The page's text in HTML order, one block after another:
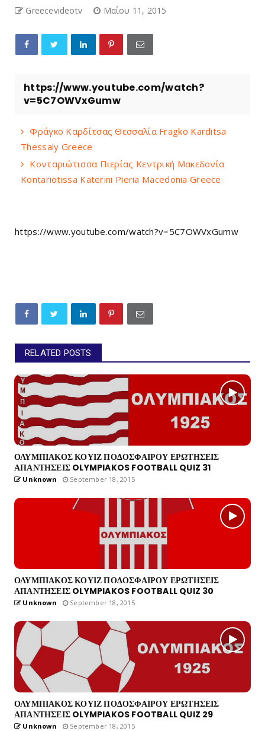
Greecevideotv Μαΐου 11, 2015
https://www.youtube.com/watch?
v=5C7OWVxGumw
Φράγκο Καρδίτσας Θεσσαλία Fragko Karditsa
Thessaly Greece
Κονταριώτισσα Πιερίας Κεντρική Μακεδονία
Kontariotissa Katerini Pieria Macedonia Greece
https://www.youtube.com/watch?v=5C7OWVxGumw
RELATED POSTS
ΟΛΥΜΠΙΑΚΟΣ ΚΟΥΙΖ ΠΟΔΟΣΦΑΙΡΟΥ ΕΡΩΤΗΣΕΙΣ
ΑΠΑΝΤΗΣΕΙΣ OLYMPIAKOS FOOTBALL QUIZ 31
Unknown September 18, 2015
ΟΛΥΜΠΙΑΚΟΣ ΚΟΥΙΖ ΠΟΔΟΣΦΑΙΡΟΥ ΕΡΩΤΗΣΕΙΣ
ΑΠΑΝΤΗΣΕΙΣ OLYMPIAKOS FOOTBALL QUIZ 30
Unknown September 18, 2015
ΟΛΥΜΠΙΑΚΟΣ ΚΟΥΙΖ ΠΟΔΟΣΦΑΙΡΟΥ ΕΡΩΤΗΣΕΙΣ
ΑΠΑΝΤΗΣΕΙΣ OLYMPIAKOS FOOTBALL QUIZ 29
Unknown September 18, 2015